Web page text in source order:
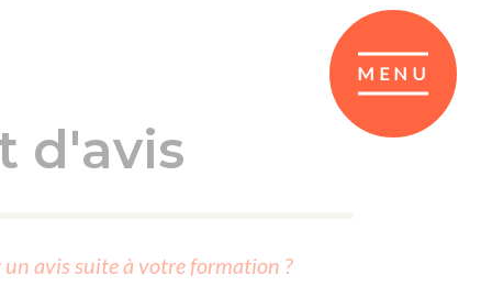
MENU
d'avis
avis suite à votre formation ?